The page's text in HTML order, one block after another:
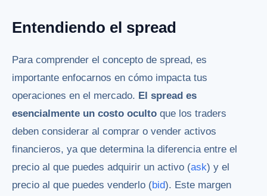
Entendiendo el spread
Para comprender el concepto de spread, es
importante enfocarnos en cómo impacta tus
operaciones en el mercado. El spread es
esencialmente un costo oculto que los traders
deben considerar al comprar o vender activos
financieros, ya que determina la diferencia entre el
precio al que puedes adquirir un activo (ask) y el
precio al que puedes venderlo (bid). Este margen